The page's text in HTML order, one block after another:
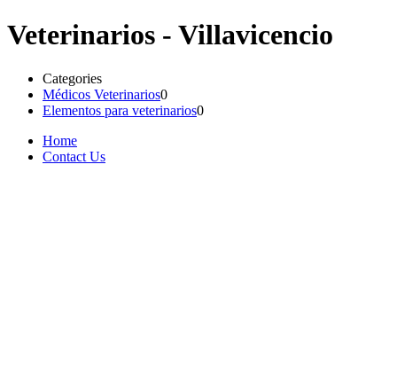
Veterinarios - Villavicencio
Categories
Médicos Veterinarios0
Elementos para veterinarios0
Home
Contact Us